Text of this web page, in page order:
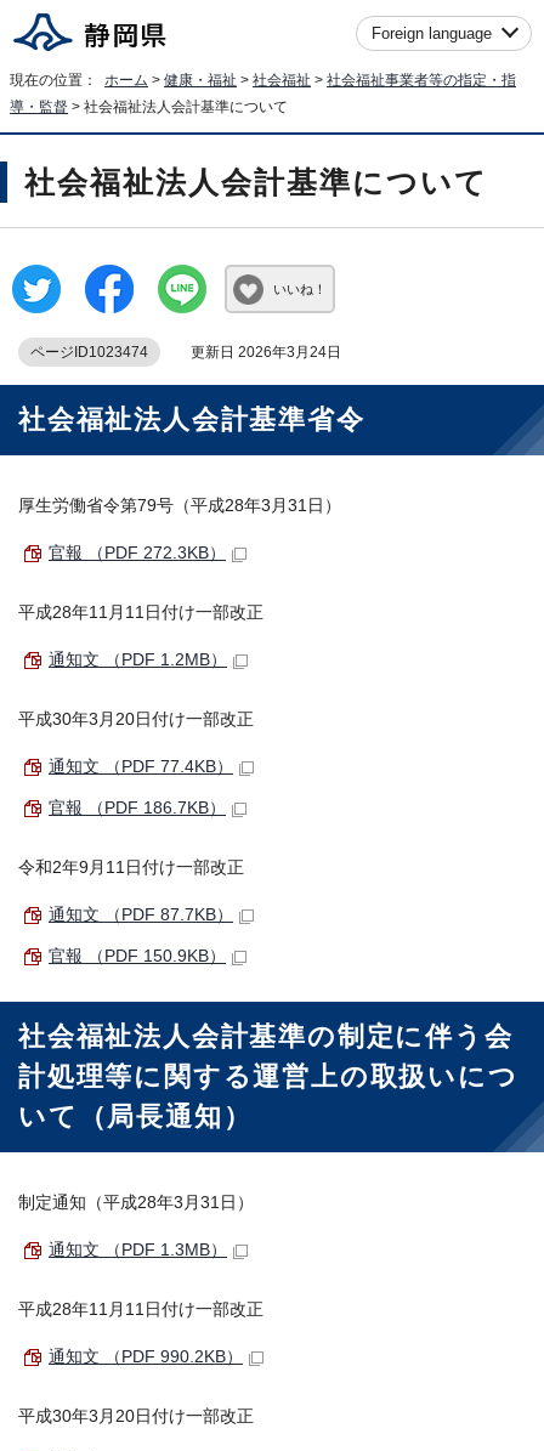
Foreign language
現在の位置： ホーム > 健康・福祉 > 社会福祉 > 社会福祉事業者等の指定・指
導・監督 > 社会福祉法人会計基準について
社会福祉法人会計基準について
いいね！
ページID1023474 更新日 2026年3月24日
社会福祉法人会計基準省令
厚生労働省令第79号（平成28年3月31日）
官報 （PDF 272.3KB）
平成28年11月11日付け一部改正
通知文 （PDF 1.2MB）
平成30年3月20日付け一部改正
通知文 （PDF 77.4KB）
官報 （PDF 186.7KB）
令和2年9月11日付け一部改正
通知文 （PDF 87.7KB）
官報 （PDF 150.9KB）
社会福祉法人会計基準の制定に伴う会
計処理等に関する運営上の取扱いにつ
いて（局長通知）
制定通知（平成28年3月31日）
通知文 （PDF 1.3MB）
平成28年11月11日付け一部改正
通知文 （PDF 990.2KB）
平成30年3月20日付け一部改正